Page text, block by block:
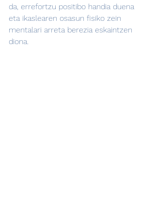
da, errefortzu positibo handia duena
eta ikaslearen osasun fisiko zein
mentalari arreta berezia eskaintzen
diona.